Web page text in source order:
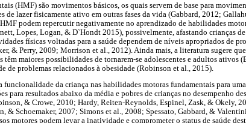
(HMF) são movimentos básicos, os quais servem de base para
de lazer fisicamente ativo em outras fases da vida (Gabbard, 2012;
podem repercutir negativamente no aprendizado de habilidades
Lopes, Logan, & D`Hondt 2015), possivelmente, afastando crianças
físicas voltadas para a saúde dependem de níveis apropriados de
& Perry, 2009; Morrison et al., 2012). Ainda mais, a literatura sugere
maiores possibilidades de tornarem-se adolescentes e adultos ativos
problemas relacionados à obesidade (Robinson et al., 2015).
funcionalidade da criança nas habilidades motoras fundamentais para
para resultados abaixo da média e pobres de crianças no desempenho
& Crowe, 2010; Hardy, Reiten-Reynolds, Espinel, Zask, & Okely,
& Schoemaker, 2007; Simons et al., 2008; Spessato, Gabbard, &
motores podem levar a inatividade e comprometer o status de saúde